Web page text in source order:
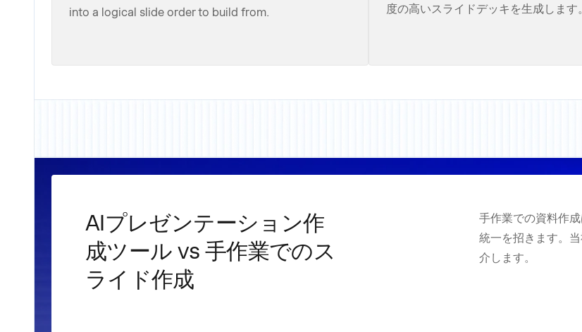
into a logical slide order to build from.
度の高いスライドデッキを生成します。
AIプレゼンテーション作
成ツール vs 手作業でのス
ライド作成‍
手作業での資料作
統一を招きます。
介します。